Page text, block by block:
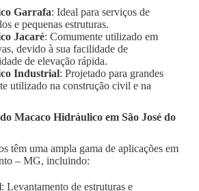
Garrafa: Ideal para serviços de
e pequenas estruturas.
Jacaré: Comumente utilizado em
devido à sua facilidade de
de elevação rápida.
Industrial: Projetado para grandes
utilizado na construção civil e na
Macaco Hidráulico em São José do
têm uma ampla gama de aplicações em
– MG, incluindo:
: Levantamento de estruturas e